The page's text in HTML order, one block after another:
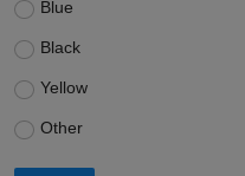
Blue
Black
Yellow
Other